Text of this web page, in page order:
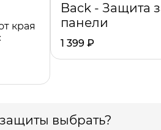
края
Back - Защита
панели
1 399 ₽
выбрать?